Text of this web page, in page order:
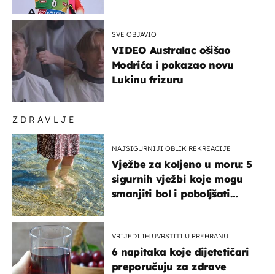
ZDRAVLJE
NAJSIGURNIJI OBLIK REKREACIJE
Vježbe za koljeno u moru: 5
sigurnih vježbi koje mogu
smanjiti bol i poboljšati
VRIJEDI IH UVRSTITI U PREHRANU
6 napitaka koje dijetetičari
preporučuju za zdrave
SVE OBJAVIO
VIDEO Australac ošišao
Modrića i pokazao novu
Lukinu frizuru